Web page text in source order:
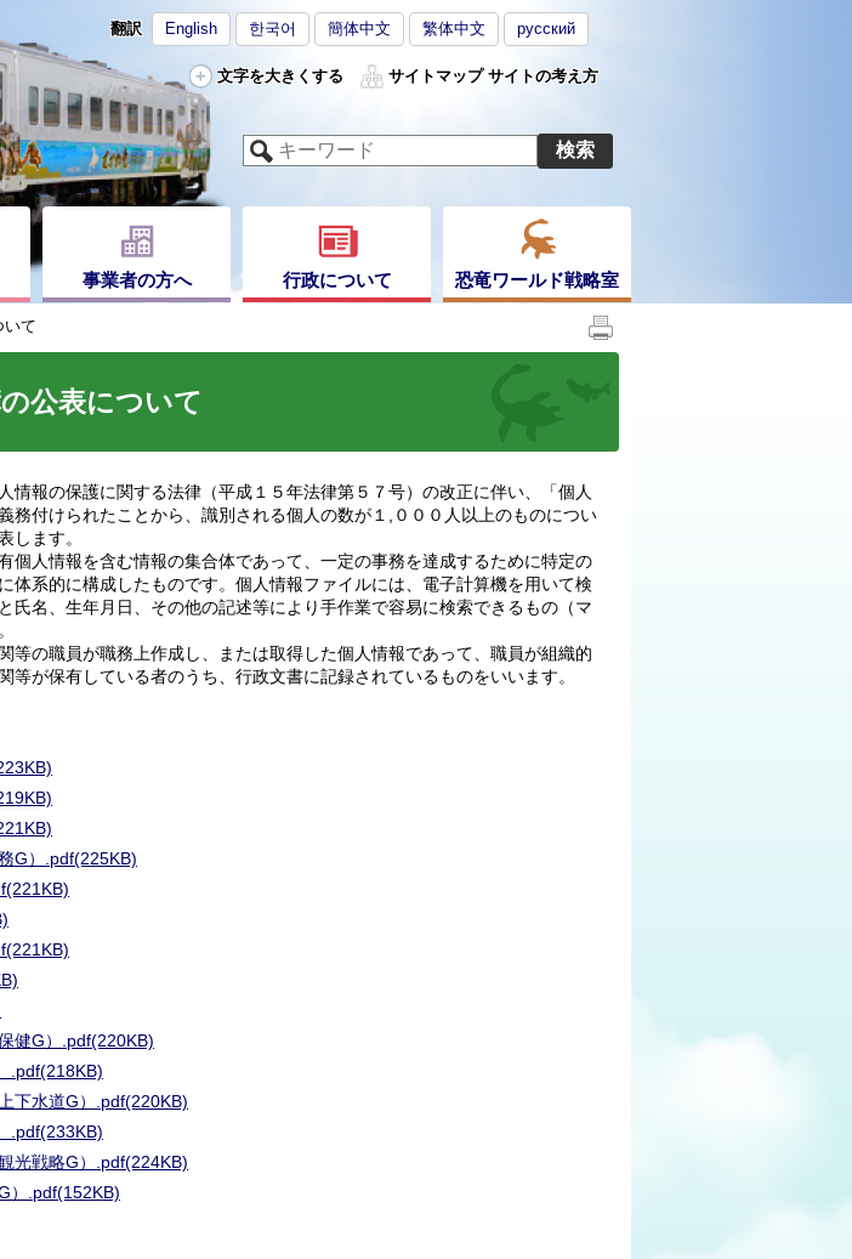
翻訳 English 한국어 簡体中文 繁体中文 русский
文字を大きくする サイトマップ サイトの考え方
事業者の方へ 行政について 恐竜ワールド戦略室
いて
公表について
報の保護に関する法律（平成１５年法律第５７号）の改正に伴い、「個人
務付けられたことから、識別される個人の数が１,０００人以上のものについ
します。
個人情報を含む情報の集合体であって、一定の事務を達成するために特定の
体系的に構成したものです。個人情報ファイルには、電子計算機を用いて検
氏名、生年月日、その他の記述等により手作業で容易に検索できるもの（マ
等の職員が職務上作成し、または取得した個人情報であって、職員が組織的
等が保有している者のうち、行政文書に記録されているものをいいます。
G）.pdf(225KB)
健G）.pdf(220KB)
.pdf(218KB)
下水道G）.pdf(220KB)
.pdf(233KB)
光戦略G）.pdf(224KB)
）.pdf(152KB)